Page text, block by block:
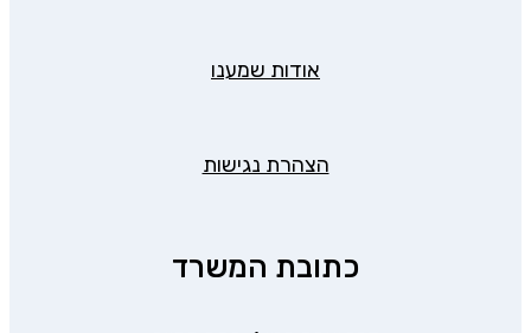
אודות שמענו
הצהרת נגישות
כתובת המשרד